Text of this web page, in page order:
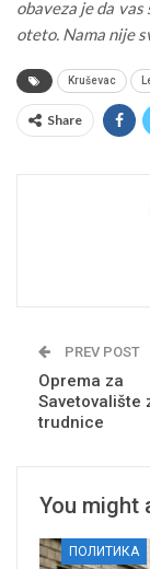
obaveza je da
oteto. Nama nije
Kruševac
Share
PREV POST
Oprema za
Savetovalište
trudnice
You might
ПОЛИТИКА